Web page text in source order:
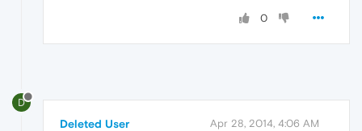
0
D
Deleted User Apr 28, 2014, 4:06 AM